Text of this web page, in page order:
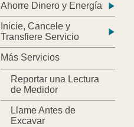
Ahorre Dinero y Energía
Inicie, Cancele y
Transfiere Servicio
Más Servicios
Reportar una Lectura
de Medidor
Llame Antes de
Excavar